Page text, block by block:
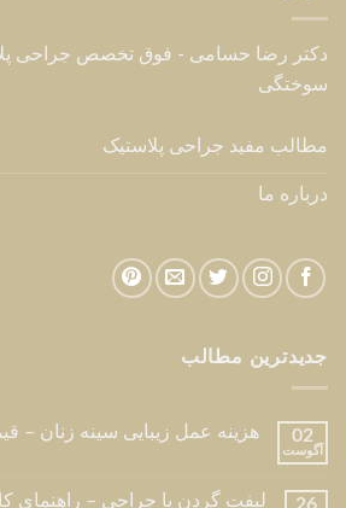
دکتر رضا حسامی - فوق تخصص جراحی
سوختگی
مطالب مفید جراحی پلاستیک
درباره ما
جدیدترین مطالب
02
آگوست
هزینه عمل زیبایی سینه زنان –
لیفت گردن با جراحی – راهنمای